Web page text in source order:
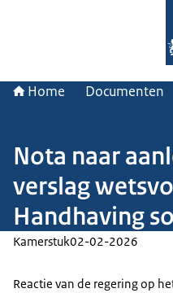
Home Documenten
Nota naar
verslag
Handhaving
Kamerstuk02-02-2026
Reactie van de regering op